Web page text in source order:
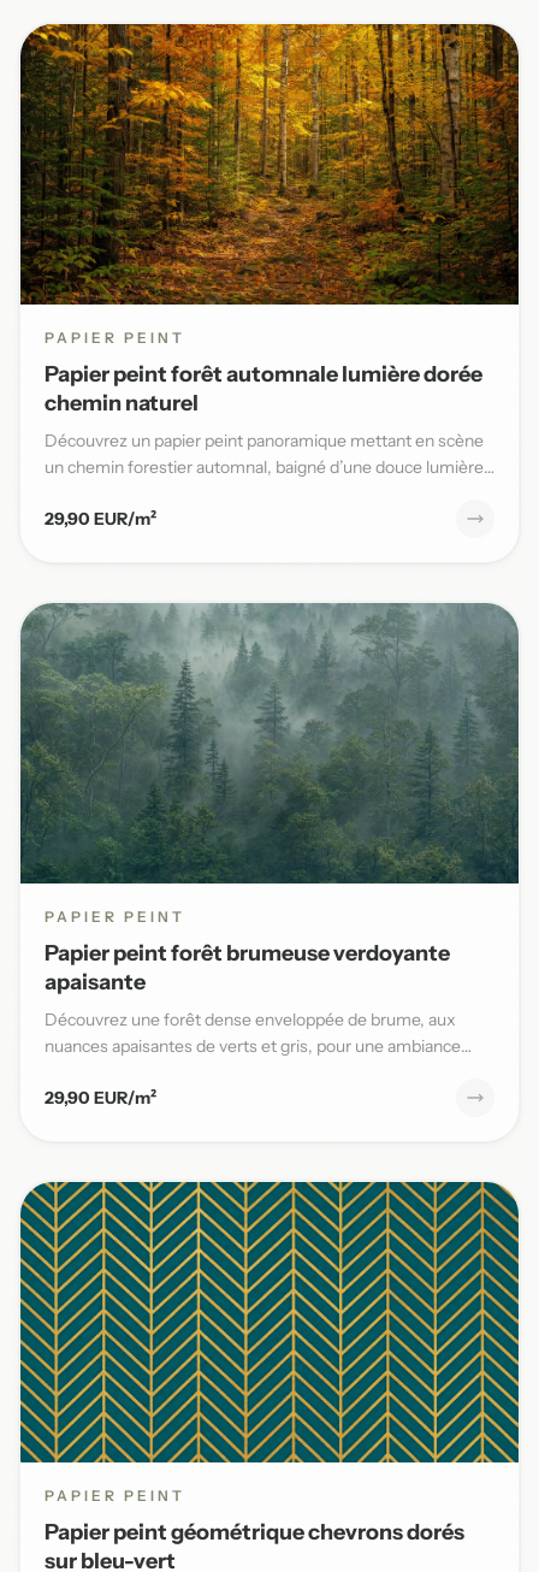
PAPIER PEINT
Papier peint forêt automnale lumière dorée
chemin naturel
Découvrez un papier peint panoramique mettant en scène
un chemin forestier automnal, baigné d’une douce lumière
29,90 EUR/m²
PAPIER PEINT
Papier peint forêt brumeuse verdoyante
apaisante
Découvrez une forêt dense enveloppée de brume, aux
nuances apaisantes de verts et gris, pour une ambiance
29,90 EUR/m²
PAPIER PEINT
Papier peint géométrique chevrons dorés
sur bleu-vert